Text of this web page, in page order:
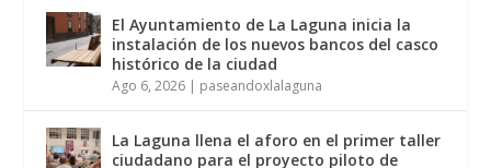
El Ayuntamiento de La Laguna inicia la
instalación de los nuevos bancos del casco
histórico de la ciudad
Ago 6, 2026 | paseandoxlalaguna
La Laguna llena el aforo en el primer taller
ciudadano para el proyecto piloto de